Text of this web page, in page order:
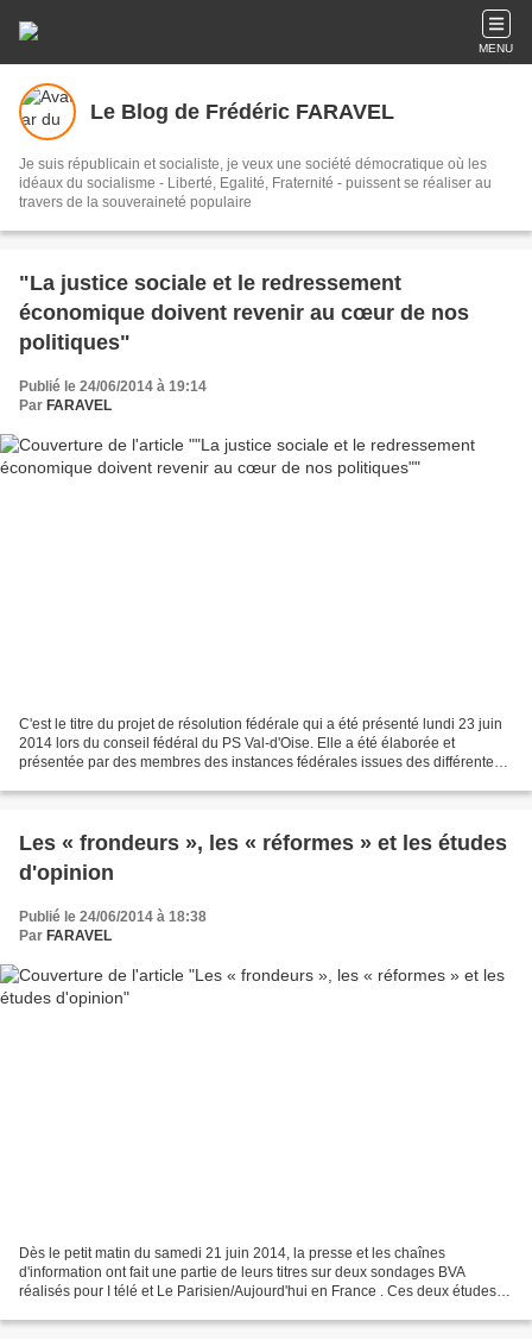
MENU
Le Blog de Frédéric FARAVEL
Je suis républicain et socialiste, je veux une société démocratique où les
idéaux du socialisme - Liberté, Egalité, Fraternité - puissent se réaliser au
travers de la souveraineté populaire
"La justice sociale et le redressement
économique doivent revenir au cœur de nos
politiques"
Publié le 24/06/2014 à 19:14
Par FARAVEL
C'est le titre du projet de résolution fédérale qui a été présenté lundi 23 juin
2014 lors du conseil fédéral du PS Val-d'Oise. Elle a été élaborée et
présentée par des membres des instances fédérales issues des différentes
Les « frondeurs », les « réformes » et les études
d'opinion
Publié le 24/06/2014 à 18:38
Par FARAVEL
Dès le petit matin du samedi 21 juin 2014, la presse et les chaînes
d'information ont fait une partie de leurs titres sur deux sondages BVA
réalisés pour I télé et Le Parisien/Aujourd'hui en France . Ces deux études